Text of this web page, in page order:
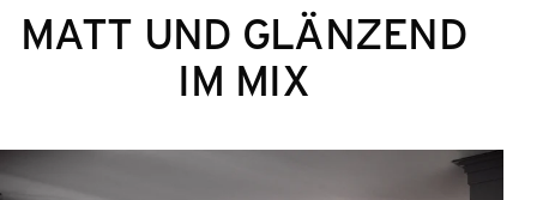
MATT UND GLÄNZEND
IM MIX